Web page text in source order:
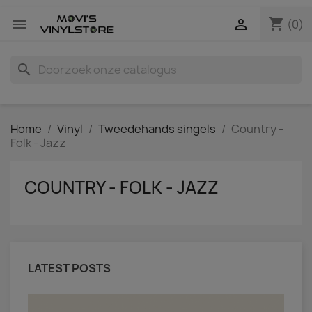
 shopping_cart (0)

search
Home Vinyl Tweedehands singels
Country -
Folk - Jazz
COUNTRY - FOLK - JAZZ
LATEST POSTS